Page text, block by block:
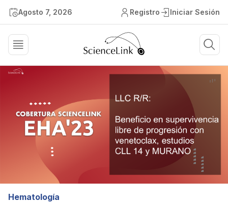
Agosto 7, 2026 Registro Iniciar Sesión
Hematología